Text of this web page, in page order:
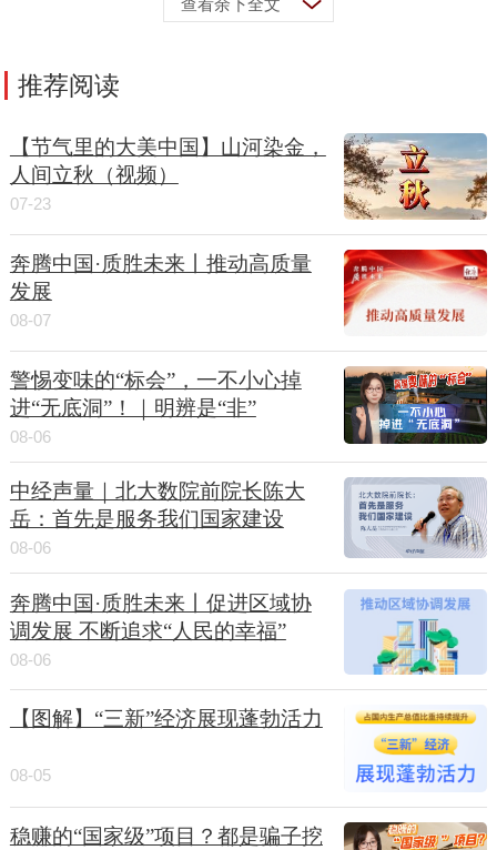
推荐阅读
【节气里的大美中国】山河染金，
人间立秋（视频）
07-23
奔腾中国·质胜未来丨推动高质量
发展
08-07
警惕变味的“标会”，一不小心掉
进“无底洞”！｜明辨是“非”
08-06
中经声量｜北大数院前院长陈大
岳：首先是服务我们国家建设
08-06
奔腾中国·质胜未来丨促进区域协
调发展 不断追求“人民的幸福”
08-06
【图解】“三新”经济展现蓬勃活力
08-05
稳赚的“国家级”项目？都是骗子挖